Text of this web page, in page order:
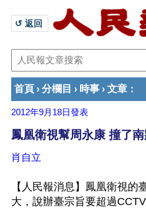
↺ 返回
首頁 › 分欄目 › 時事 › 文章 ：
2012年9月18日發表
鳳凰衛視幫周永康 撞了南
肖自立
【人民報消息】鳳凰衛視的
大，說辦臺宗旨要超過